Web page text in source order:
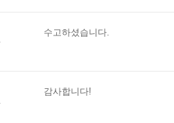
수고하셨습니다.
감사합니다!